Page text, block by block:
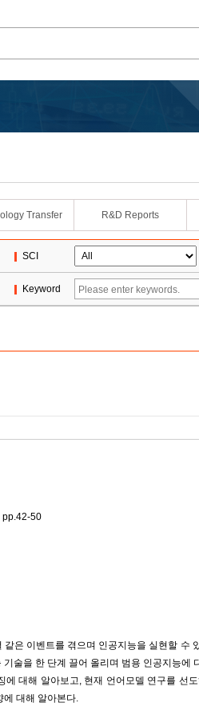
Transfer R&D Reports
SCI
Keyword
pp.42-50
은 이벤트를 겪으며 인공지능을 실현할 수
술을 한 단계 끌어 올리며 범용 인공지능에
에 대해 알아보고, 현재 언어모델 연구를 선
에 대해 알아본다.